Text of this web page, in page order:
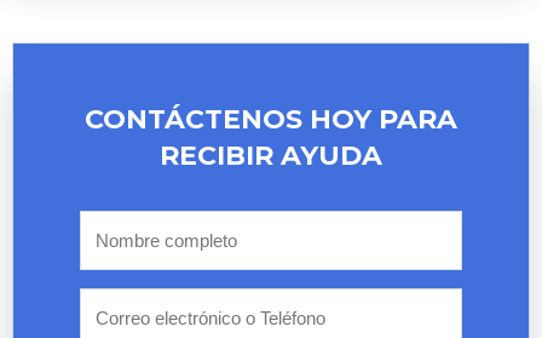
CONTÁCTENOS HOY PARA
RECIBIR AYUDA